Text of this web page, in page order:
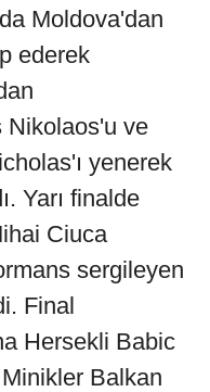
Moldova'dan
ederek
Nikolaos'u ve
yenerek
Yarı finalde
Ciuca
sergileyen
Final
Hersekli Babic
Balkan